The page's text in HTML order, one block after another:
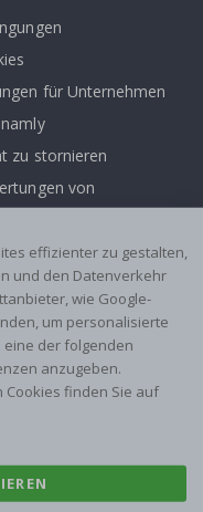
für Unternehmen
zu stornieren
von
kunden
effizienter zu gestalten,
und den Datenverkehr
wie Google-
um personalisierte
eine der folgenden
anzugeben.
Cookies finden Sie auf